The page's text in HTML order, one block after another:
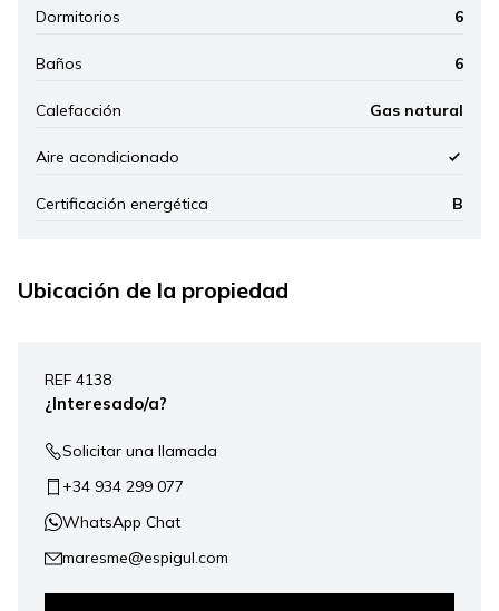
Dormitorios 6
Baños 6
Calefacción Gas natural
Aire acondicionado
Certificación energética B
Ubicación de la propiedad
−
REF 4138
¿Interesado/a?
Solicitar una llamada
+34 934 299 077
WhatsApp Chat
maresme@espigul.com